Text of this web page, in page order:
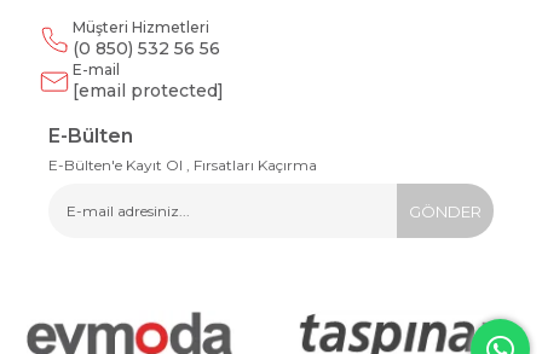
Müşteri Hizmetleri
(0 850) 532 56 56
E-mail
[email protected]
E-Bülten
E-Bülten'e Kayıt Ol , Fırsatları Kaçırma
GÖNDER